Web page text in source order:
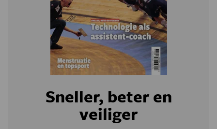
Sneller, beter en
veiliger